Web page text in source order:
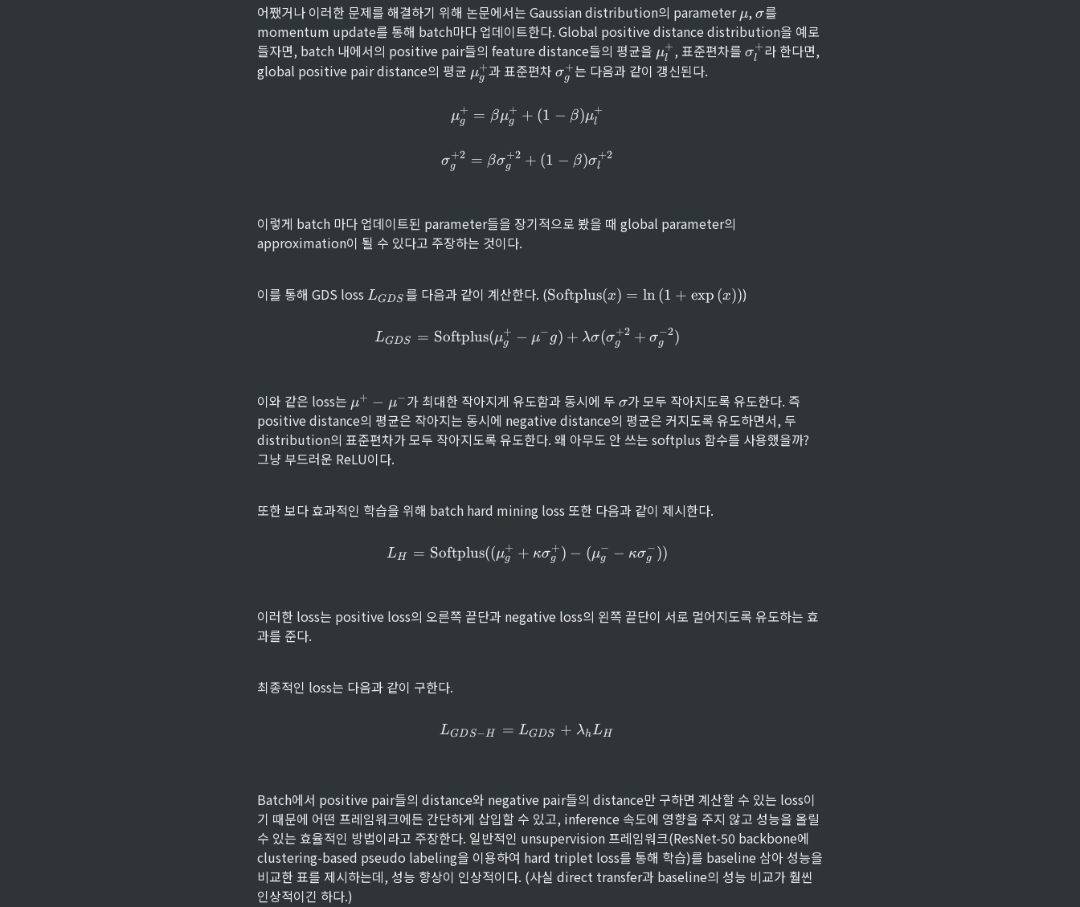
어쨌거나 이러한 문제를 해결하기 위해 논문에서는 Gaussian distribution의 parameter \
m
u
μ, \
si
g
m
σ를
momentum update를 통해 batch마다 업데이트한다. Global positive distance distribution을 예로
들자면, batch 내에서의 positive pair들의 feature distance들의 평균을 \
m
u
μl
+, 표준편차를 \
si
σl
+라 한다면,
global positive pair distance의 평균 \
m
^
g
μg
+과 표준편차 \
si
m
+
σg
+는 다음과 같이 갱신된다.
\mu^+_g = \beta \mu^+_g + (1 - \beta) \mu^+_l \\{}\\ \sigma^{+2}_g =
μg
+ = βμg
+ + (1 − β)μl
+
σg
+2 = βσg
+2 + (1 − β)σl
+2
이렇게 batch 마다 업데이트된 parameter들을 장기적으로 봤을 때 global parameter의
approximation이 될 수 있다고 주장하는 것이다.
이를 통해 GDS loss L
G
LGDS 를 다음과 같이 계산한다. (\
t
ft
l
u
x
)
\l
n
1
+
x
}
Softplus(x) = ln(1 + exp (x)))
L_{GDS} = \text{Softplus} (\mu^+_g - \mu^-g) + \lambda{\sigma}
LGDS = Softplus(μg
+ − μ−g) + λσ(σg
+2 + σg
−2)
이와 같은 loss는 \
m
u
^
+
m
u
μ+ − μ−가 최대한 작아지게 유도함과 동시에 두 \
si
g
m
σ가 모두 작아지도록 유도한다. 즉
positive distance의 평균은 작아지는 동시에 negative distance의 평균은 커지도록 유도하면서, 두
distribution의 표준편차가 모두 작아지도록 유도한다. 왜 아무도 안 쓰는 softplus 함수를 사용했을까?
그냥 부드러운 ReLU이다.
또한 보다 효과적인 학습을 위해 batch hard mining loss 또한 다음과 같이 제시한다.
L_H = \text{Softplus}((\mu^+_g + \kappa \sigma^+_g) - (\mu^-_g - \kappa
LH = Softplus((μg
+ + κσg
+) − (μg
− − κσg
−))
이러한 loss는 positive loss의 오른쪽 끝단과 negative loss의 왼쪽 끝단이 서로 멀어지도록 유도하는 효
과를 준다.
최종적인 loss는 다음과 같이 구한다.
L_{GDS-H} = L_{GDS} + \lambda_h L_H
LGDS−H = LGDS + λhLH
Batch에서 positive pair들의 distance와 negative pair들의 distance만 구하면 계산할 수 있는 loss이
기 때문에 어떤 프레임워크에든 간단하게 삽입할 수 있고, inference 속도에 영향을 주지 않고 성능을 올릴
수 있는 효율적인 방법이라고 주장한다. 일반적인 unsupervision 프레임워크(ResNet-50 backbone에
clustering-based pseudo labeling을 이용하여 hard triplet loss를 통해 학습)를 baseline 삼아 성능을
비교한 표를 제시하는데, 성능 향상이 인상적이다. (사실 direct transfer과 baseline의 성능 비교가 훨씬
인상적이긴 하다.)